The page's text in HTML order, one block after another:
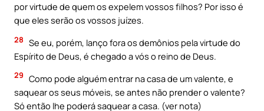
por virtude de quem os expelem vossos filhos? Por isso é
que eles serão os vossos juízes.
28 Se eu, porém, lanço fora os demônios pela virtude do
Espírito de Deus, é chegado a vós o reino de Deus.
29 Como pode alguém entrar na casa de um valente, e
saquear os seus móveis, se antes não prender o valente?
Só então lhe poderá saquear a casa. (ver nota)